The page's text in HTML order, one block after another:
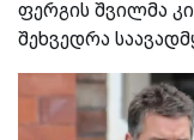
ფერგის შვილმა
შეხვედრა